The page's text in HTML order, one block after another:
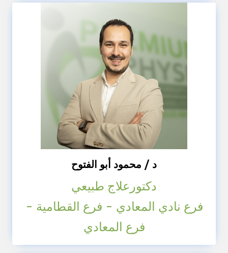
د / محمود أبو الفتوح
دكتورعلاج طبيعي
فرع نادي المعادي - فرع القطامية -
فرع المعادي